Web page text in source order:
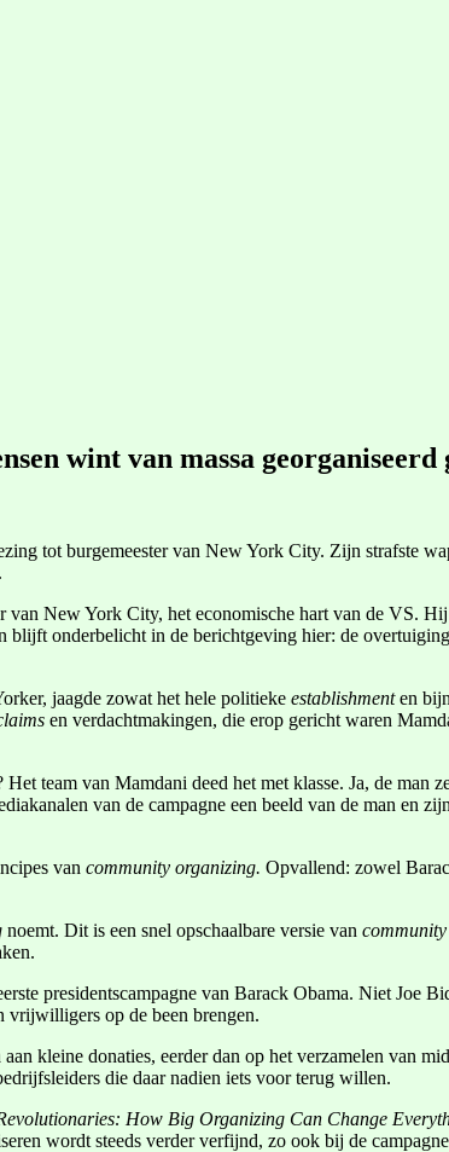
wint van massa georganiseerd
tot burgemeester van New York City. Zijn strafste
New York City, het economische hart van de VS.
blijft onderbelicht in de berichtgeving hier: de
jaagde zowat het hele politieke establishmenten
en verdachtmakingen, die erop gericht waren
team van Mamdani deed het met klasse. Ja, de
van de campagne een beeld van de man en
van community organizing. Opvallend: zowel
noemt. Dit is een snel opschaalbare versie van
presidentscampagne van Barack Obama. Niet Joe
vrijwilligers op de been brengen.
kleine donaties, eerder dan op het verzamelen van
die daar nadien iets voor terug willen.
How Big Organizing Can Change
wordt steeds verder verfijnd, zo ook bij de